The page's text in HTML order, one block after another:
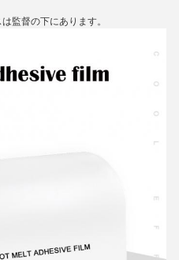
監督の下にあります。